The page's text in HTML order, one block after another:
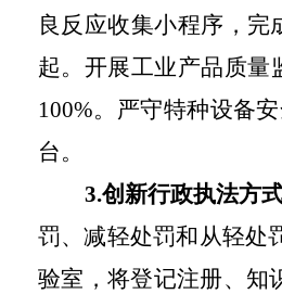
良反应收集小程序，完
起。开展工业产品质量
100%。严守特种设备
台。
3.创新行政执法方
罚、减轻处罚和从轻处
验室，将登记注册、知